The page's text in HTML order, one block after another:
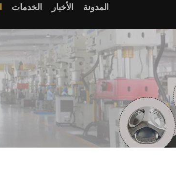
الخدمات الأخبار
المدونة